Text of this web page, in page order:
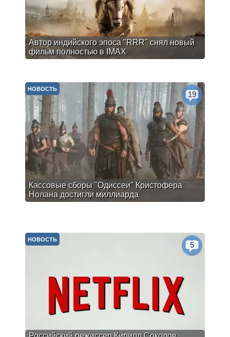
Автор индийского эпоса "RRR" снял новый
фильм полностью в IMAX
Кассовые сборы "Одиссеи" Кристофера
Нолана достигли миллиарда
НОВОСТЬ
19
НОВОСТЬ
5